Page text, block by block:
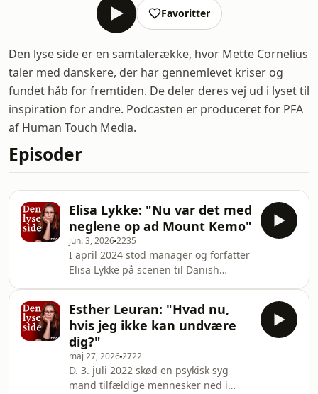
Favoritter
Den lyse side er en samtalerække, hvor Mette Cornelius
taler med danskere, der har gennemlevet kriser og
fundet håb for fremtiden. De deler deres vej ud i lyset til
inspiration for andre. Podcasten er produceret for PFA
af Human Touch Media.
Episoder
Elisa Lykke: "Nu var det med
neglene op ad Mount Kemo"
jun. 3, 20262235
I april 2024 stod manager og forfatter
Elisa Lykke på scenen til Danish
berørt af kræft. En skov af hænder
kom i vejret, hvorefter Elisa tog sin
paryk af og afslørede, at hun var
kræftramt og i kemobehandling. Hør
hendes historie i denne episode af
Den lyse side, hvor hun fortæller
Esther Leuran: "Hvad nu,
hvis jeg ikke kan undvære
dig?"
maj 27, 20262722
D. 3. juli 2022 skød en psykisk syg
mand tilfældige mennesker ned i